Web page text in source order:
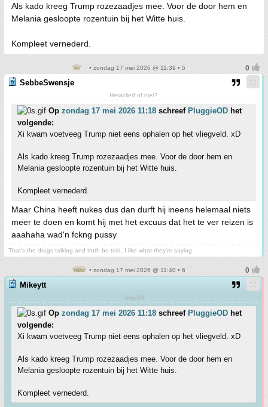
Als kado kreeg Trump rozezaadjes mee. Voor de door hem en
Melania gesloopte rozentuin bij het Witte huis.
Kompleet vernederd.
• zondag 17 mei 2026 @ 11:39 • 5
SebbeSwensje
Heraclied of niet?
Op zondag 17 mei 2026 11:18 schreef PluggieOD het
volgende:
Xi kwam voetveeg Trump niet eens ophalen op het vliegveld. xD
Als kado kreeg Trump rozezaadjes mee. Voor de door hem en
Melania gesloopte rozentuin bij het Witte huis.
Kompleet vernederd.
Maar China heeft nukes dus dan durft hij ineens helemaal niets
meer te doen en komt hij met het excuus dat het te ver reizen is
aaahaha wad'n fckng pussy
That's the drugs talking and truth be told, I like what they're saying.
• zondag 17 mei 2026 @ 11:40 • 6
Mikeytt
Any/All
Op zondag 17 mei 2026 11:18 schreef PluggieOD het
volgende:
Xi kwam voetveeg Trump niet eens ophalen op het vliegveld. xD
Als kado kreeg Trump rozezaadjes mee. Voor de door hem en
Melania gesloopte rozentuin bij het Witte huis.
Kompleet vernederd.